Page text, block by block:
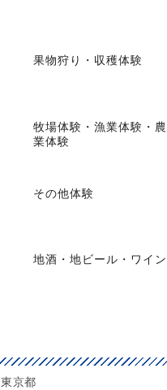
果物狩り・収穫体験
牧場体験・漁業体験・農
業体験
その他体験
地酒・地ビール・ワイン
東京都